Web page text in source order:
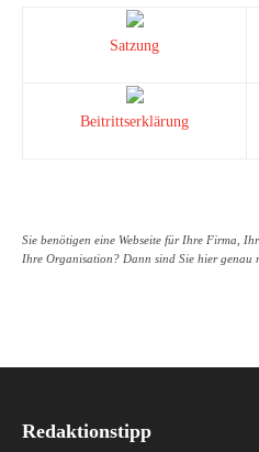
Satzung
Beitrittserklärung
Sie benötigen eine Webseite für Ihre Firma,
Ihre Organisation? Dann sind Sie hier genau
Redaktionstipp